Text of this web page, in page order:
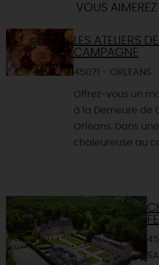
VOUS AIMEREZ
LES ATELIERS
CAMPAGNE
45071 - ORLEANS
Offrez-vous un
à la Demeure de
Orléans. Dans
chaleureuse au